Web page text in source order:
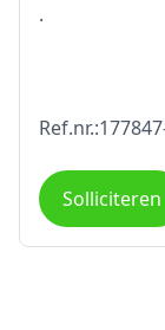
.
Solliciteren